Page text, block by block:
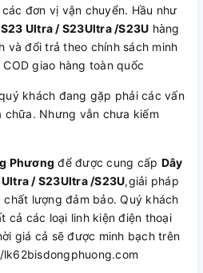
đơn vị vận chuyển. Hầu như
Ultra / S23Ultra /S23U hàng
và đổi trả theo chính sách minh
giao hàng toàn quốc
khách đang gặp phải các vấn
Nhưng vẫn chưa kiếm
Phương để được cung cấp Dây
/ S23Ultra /S23U,giải pháp
lượng đảm bảo. Quý khách
cả các loại linh kiện điện thoại
giá cả sẽ được minh bạch trên